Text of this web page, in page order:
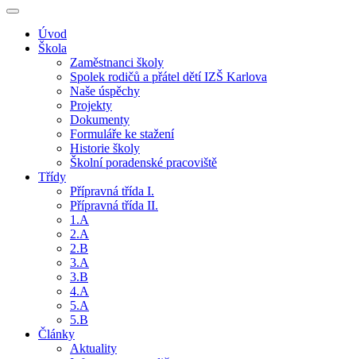
Úvod
Škola
Zaměstnanci školy
Spolek rodičů a přátel dětí IZŠ Karlova
Naše úspěchy
Projekty
Dokumenty
Formuláře ke stažení
Historie školy
Školní poradenské pracoviště
Třídy
Přípravná třída I.
Přípravná třída II.
1.A
2.A
2.B
3.A
3.B
4.A
5.A
5.B
Články
Aktuality